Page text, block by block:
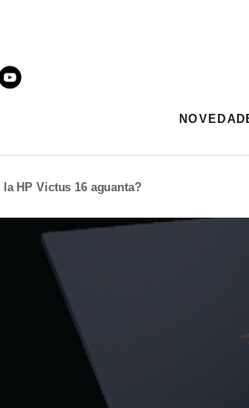
la HP Victus 16 aguanta?